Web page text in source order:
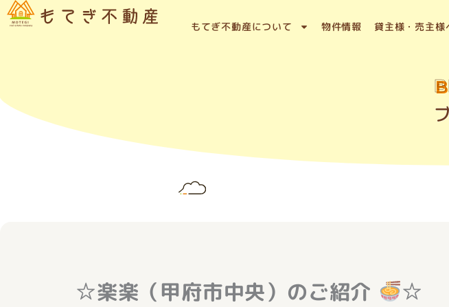
内
容
プ
もてぎ不動産について 物件情報 貸主様・売主様
☆楽楽（甲府市中央）のご紹介 ☆